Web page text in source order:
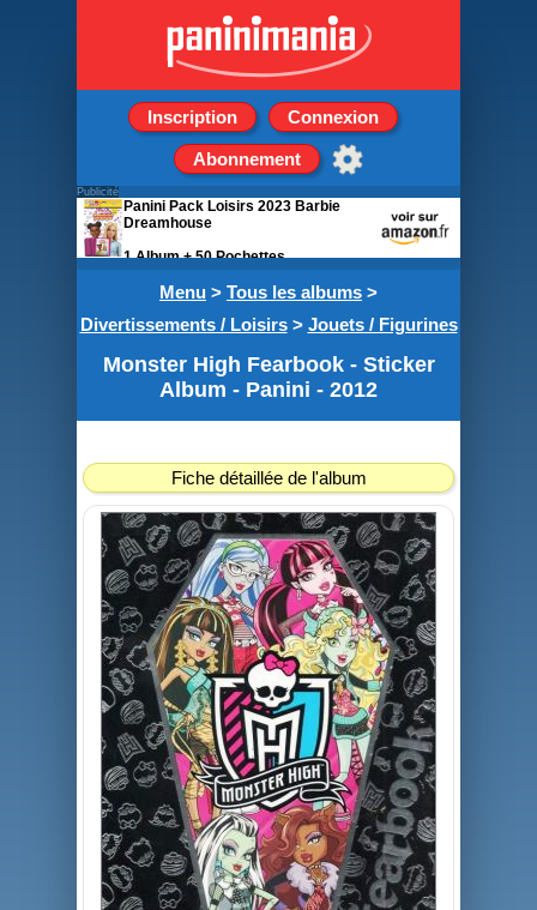
Inscription Connexion
Abonnement
Menu > Tous les albums >
Divertissements / Loisirs> Jouets / Figurines
Monster High Fearbook - Sticker
Album - Panini - 2012
Fiche détaillée de l'album
Publicité
Panini Pack Loisirs 2023 Barbie
Dreamhouse
1 Album + 50 Pochettes